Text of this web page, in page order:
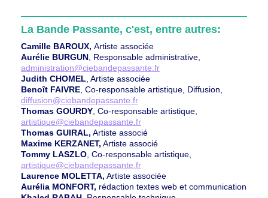
La Bande Passante, c'est, entre autres:
Camille BAROUX, Artiste associée
Aurélie BURGUN , Responsable administrative,
administration@ciebandepassante.fr
Judith CHOMEL , Artiste associée
Benoît FAIVRE , Co-responsable artistique, Diffusion,
diffusion@ciebandepassante.fr
Thomas GOURDY , Co-responsable artistique,
artistique@ciebandepassante.fr
Thomas GUIRAL, Artiste associé
Maxime KERZANET, Artiste associé
Tommy LASZLO , Co-responsable artistique,
artistique@ciebandepassante.fr
Laurence MOLETTA, Artiste associée
Aurélia MONFORT, rédaction textes web et communication